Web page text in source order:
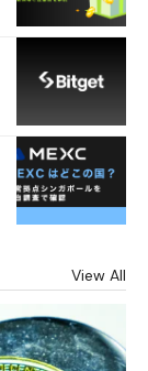
View All